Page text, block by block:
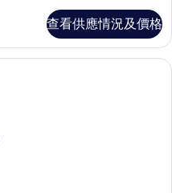
查看供應情況及價格